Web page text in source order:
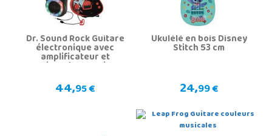
Dr. Sound Rock Guitare
électronique avec
amplificateur et
microphone Reig
44,95 €
Ukulélé en bois Disney
Stitch 53 cm
24,99 €